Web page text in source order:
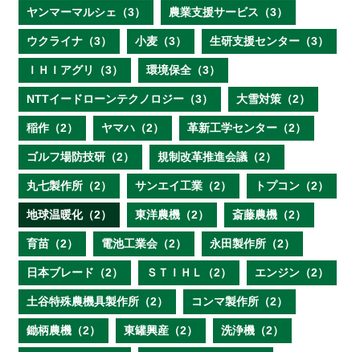
ヤンマーマルシェ（3） 農業支援サービス（3）
ウクライナ（3） 小麦（3） 生研支援センター（3）
ＩＨＩアグリ（3） 環境保全（3）
NTTイードローンテクノロジー（3） 大雪対策（2）
稲作（2） ヤマハ（2） 革新工学センター（2）
ゴルフ場防技研（2） 規制改革推進会議（2）
丸七製作所（2） サンエイ工業（2） トプコン（2）
地球温暖化（2） 東洋農機（2） 斎藤農機（2）
育苗（2） 電池工業会（2） 永田製作所（2）
日本ブレード（2） ＳＴＩＨＬ（2） エンジン（2）
土谷特殊農機具製作所（2） コンマ製作所（2）
鋤柄農機（2） 東罐興産（2） 洗浄機（2）